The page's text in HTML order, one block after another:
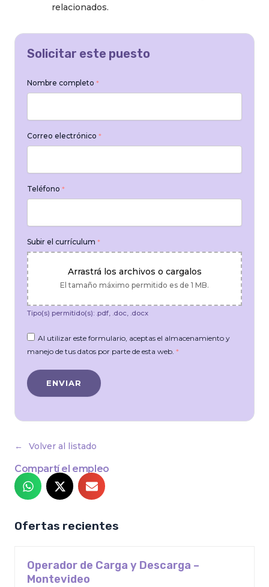
relacionados.
Solicitar este puesto
Nombre completo *
Correo electrónico *
Teléfono *
Subir el currículum *
Arrastrá los archivos o cargalos
El tamaño máximo permitido es de 1 MB.
Tipo(s) permitido(s): .pdf, .doc, .docx
Al utilizar este formulario, aceptas el almacenamiento y
manejo de tus datos por parte de esta web. *
Volver al listado
Compartí el empleo
Ofertas recientes
Operador de Carga y Descarga –
Montevideo